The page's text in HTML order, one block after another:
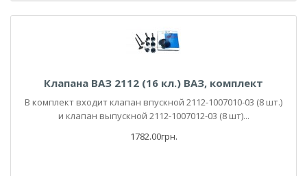
Клапана ВАЗ 2112 (16 кл.) ВАЗ, комплект
В комплект входит клапан впускной 2112-1007010-03 (8 шт.)
и клапан выпускной 2112-1007012-03 (8 шт)...
1782.00грн.